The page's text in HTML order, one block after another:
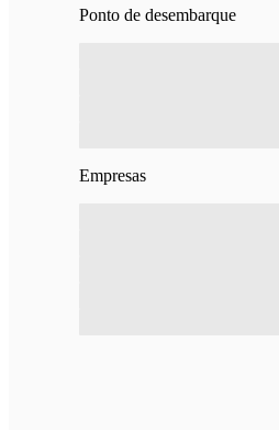
Ponto de desembarque
Empresas